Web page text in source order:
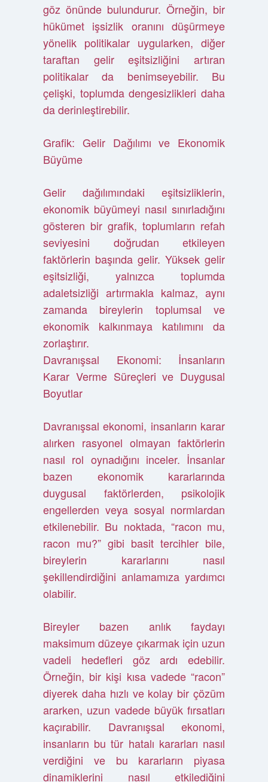
göz önünde bulundurur. Örneğin, bir
hükümet işsizlik oranını düşürmeye
yönelik politikalar uygularken, diğer
taraftan gelir eşitsizliğini artıran
politikalar da benimseyebilir. Bu
çelişki, toplumda dengesizlikleri daha
da derinleştirebilir.
Grafik: Gelir Dağılımı ve Ekonomik
Büyüme
Gelir dağılımındaki eşitsizliklerin,
ekonomik büyümeyi nasıl sınırladığını
gösteren bir grafik, toplumların refah
seviyesini doğrudan etkileyen
faktörlerin başında gelir. Yüksek gelir
eşitsizliği, yalnızca toplumda
adaletsizliği artırmakla kalmaz, aynı
zamanda bireylerin toplumsal ve
ekonomik kalkınmaya katılımını da
zorlaştırır.
Davranışsal Ekonomi: İnsanların
Karar Verme Süreçleri ve Duygusal
Boyutlar
Davranışsal ekonomi, insanların karar
alırken rasyonel olmayan faktörlerin
nasıl rol oynadığını inceler. İnsanlar
bazen ekonomik kararlarında
duygusal faktörlerden, psikolojik
engellerden veya sosyal normlardan
etkilenebilir. Bu noktada, “racon mu,
racon mu?” gibi basit tercihler bile,
bireylerin kararlarını nasıl
şekillendirdiğini anlamamıza yardımcı
olabilir.
Bireyler bazen anlık faydayı
maksimum düzeye çıkarmak için uzun
vadeli hedefleri göz ardı edebilir.
Örneğin, bir kişi kısa vadede “racon”
diyerek daha hızlı ve kolay bir çözüm
ararken, uzun vadede büyük fırsatları
kaçırabilir. Davranışsal ekonomi,
insanların bu tür hatalı kararları nasıl
verdiğini ve bu kararların piyasa
dinamiklerini nasıl etkilediğini